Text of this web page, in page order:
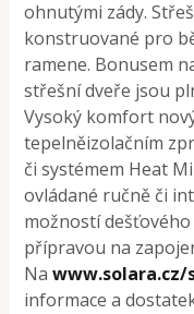
ohnutými zády.
konstruované pro
ramene. Bonusem
střešní dveře jsou
Vysoký komfort
tepelněizolačním
či systémem Heat
ovládané ručně či
možností
přípravou na
Na
informace a